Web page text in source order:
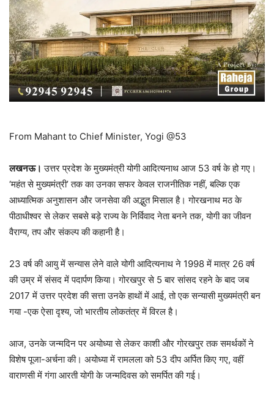
From Mahant to Chief Minister, Yogi @53
लखनऊ। उत्तर प्रदेश के मुख्यमंत्री योगी आदित्यनाथ आज 53 वर्ष के हो गए।
‘महंत से मुख्यमंत्री’ तक का उनका सफर केवल राजनीतिक नहीं, बल्कि एक
आध्यात्मिक अनुशासन और जनसेवा की अद्भुत मिसाल है। गोरखनाथ मठ के
पीठाधीश्वर से लेकर सबसे बड़े राज्य के निर्विवाद नेता बनने तक, योगी का जीवन
वैराग्य, तप और संकल्प की कहानी है।
23 वर्ष की आयु में सन्यास लेने वाले योगी आदित्यनाथ ने 1998 में मात्र 26 वर्ष
की उम्र में संसद में पदार्पण किया। गोरखपुर से 5 बार सांसद रहने के बाद जब
2017 में उत्तर प्रदेश की सत्ता उनके हाथों में आई, तो एक सन्यासी मुख्यमंत्री बन
गया -एक ऐसा दृश्य, जो भारतीय लोकतंत्र में विरल है।
आज, उनके जन्मदिन पर अयोध्या से लेकर काशी और गोरखपुर तक समर्थकों ने
विशेष पूजा-अर्चना की। अयोध्या में रामलला को 53 दीप अर्पित किए गए, वहीं
वाराणसी में गंगा आरती योगी के जन्मदिवस को समर्पित की गई।